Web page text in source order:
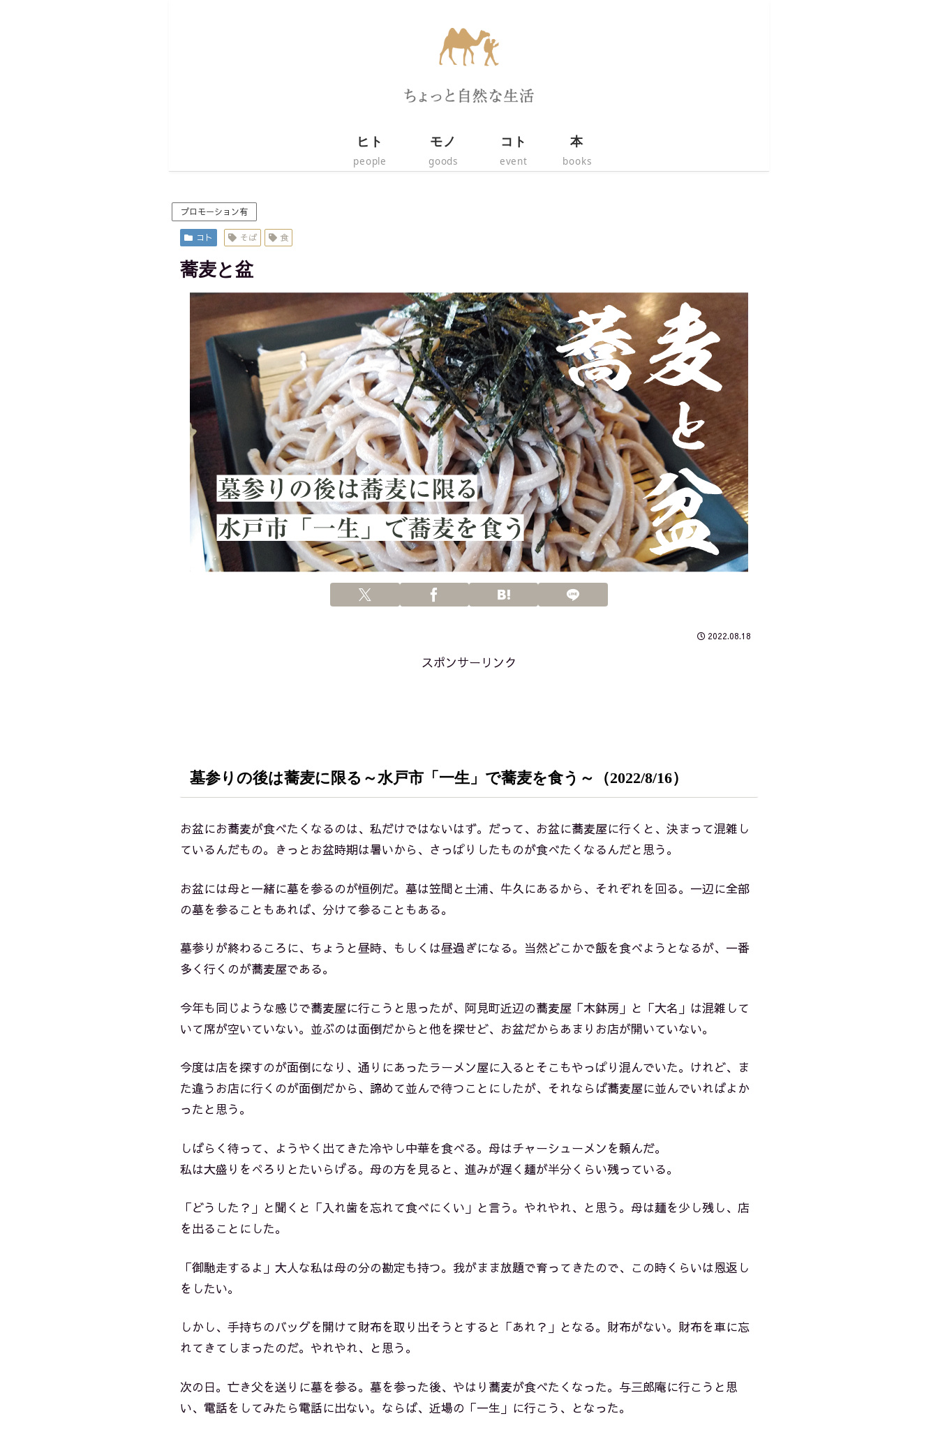
ヒト
people
モノ
goods
コト
event
本
books
プロモーション有
コト そば 食
蕎麦と盆
2022.08.18
スポンサーリンク
墓参りの後は蕎麦に限る～水戸市「一生」で蕎麦を食う～（2022/8/16）
お盆にお蕎麦が食べたくなるのは、私だけではないはず。だって、お盆に蕎麦屋に行くと、決まって混雑し
ているんだもの。きっとお盆時期は暑いから、さっぱりしたものが食べたくなるんだと思う。
お盆には母と一緒に墓を参るのが恒例だ。墓は笠間と土浦、牛久にあるから、それぞれを回る。一辺に全部
の墓を参ることもあれば、分けて参ることもある。
墓参りが終わるころに、ちょうと昼時、もしくは昼過ぎになる。当然どこかで飯を食べようとなるが、一番
多く行くのが蕎麦屋である。
今年も同じような感じで蕎麦屋に行こうと思ったが、阿見町近辺の蕎麦屋「木鉢房」と「大名」は混雑して
いて席が空いていない。並ぶのは面倒だからと他を探せど、お盆だからあまりお店が開いていない。
今度は店を探すのが面倒になり、通りにあったラーメン屋に入るとそこもやっぱり混んでいた。けれど、ま
た違うお店に行くのが面倒だから、諦めて並んで待つことにしたが、それならば蕎麦屋に並んでいればよか
ったと思う。
しばらく待って、ようやく出てきた冷やし中華を食べる。母はチャーシューメンを頼んだ。
私は大盛りをぺろりとたいらげる。母の方を見ると、進みが遅く麺が半分くらい残っている。
「どうした？」と聞くと「入れ歯を忘れて食べにくい」と言う。やれやれ、と思う。母は麺を少し残し、店
を出ることにした。
「御馳走するよ」大人な私は母の分の勘定も持つ。我がまま放題で育ってきたので、この時くらいは恩返し
をしたい。
しかし、手持ちのバッグを開けて財布を取り出そうとすると「あれ？」となる。財布がない。財布を車に忘
れてきてしまったのだ。やれやれ、と思う。
次の日。亡き父を送りに墓を参る。墓を参った後、やはり蕎麦が食べたくなった。与三郎庵に行こうと思
い、電話をしてみたら電話に出ない。ならば、近場の「一生」に行こう、となった。